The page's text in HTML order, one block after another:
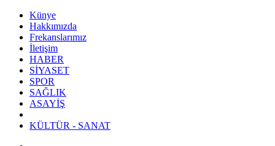
Künye
Hakkımızda
Frekanslarımız
İletişim
HABER
SİYASET
SPOR
SAĞLIK
ASAYİŞ
KÜLTÜR - SANAT